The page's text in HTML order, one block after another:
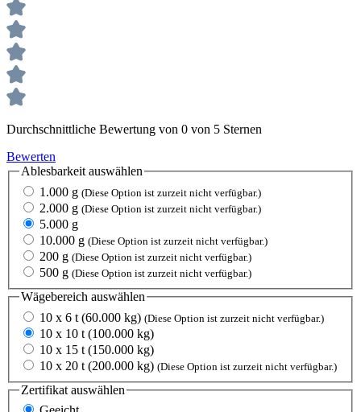
Durchschnittliche Bewertung von 0 von 5 Sternen
Bewerten
Ablesbarkeitauswählen
1.000 g (Diese Option ist zurzeit nicht verfügbar.)
2.000 g (Diese Option ist zurzeit nicht verfügbar.)
5.000 g
10.000 g (Diese Option ist zurzeit nicht verfügbar.)
200 g (Diese Option ist zurzeit nicht verfügbar.)
500 g (Diese Option ist zurzeit nicht verfügbar.)
Wägebereich auswählen
10 x 6 t (60.000 kg) (Diese Option ist zurzeit nicht verfügbar.)
10 x 10 t (100.000 kg)
10 x 15 t (150.000 kg)
10 x 20 t (200.000 kg) (Diese Option ist zurzeit nicht verfügbar.)
Zertifikat auswählen